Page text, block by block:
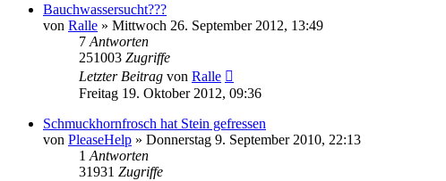
Bauchwassersucht???
von Ralle » Mittwoch 26. September 2012, 13:49
7 Antworten
251003 Zugriffe
Letzter Beitrag von Ralle
Freitag 19. Oktober 2012, 09:36
Schmuckhornfrosch hat Stein gefressen
von PleaseHelp » Donnerstag 9. September 2010, 22:13
1 Antworten
31931 Zugriffe